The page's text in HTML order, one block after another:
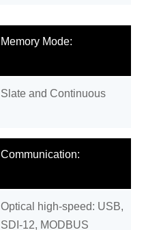
Memory Mode:
Slate and Continuous
Communication:
Optical high-speed: USB,
SDI-12, MODBUS